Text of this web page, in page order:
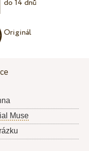
do 14 dnů
Originál
Muse